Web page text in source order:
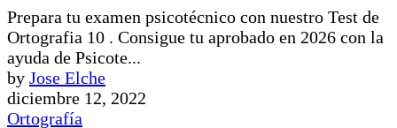
Prepara tu examen psicotécnico con nuestro Test de
Ortografia 10 . Consigue tu aprobado en 2026 con la
ayuda de Psicote...
by Jose Elche
diciembre 12, 2022
Ortografía